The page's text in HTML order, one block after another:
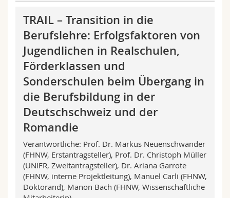
TRAIL – Transition in die
Berufslehre: Erfolgsfaktoren von
Jugendlichen in Realschulen,
Förderklassen und
Sonderschulen beim Übergang in
die Berufsbildung in der
Deutschschweiz und der
Romandie
Verantwortliche: Prof. Dr. Markus Neuenschwander
(FHNW, Erstantragsteller), Prof. Dr. Christoph Müller
(UNIFR, Zweitantragsteller), Dr. Ariana Garrote
(FHNW, interne Projektleitung), Manuel Carli (FHNW,
Doktorand), Manon Bach (FHNW, Wissenschaftliche